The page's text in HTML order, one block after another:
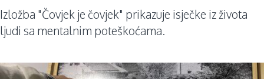
Lične priče
Saradnja sa medijima
Pretraga
Izložba "Čovjek je čovjek" prikazuje isječke iz života
ljudi sa mentalnim poteškoćama.